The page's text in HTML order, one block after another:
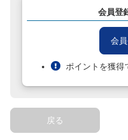
会員登
会
ポイントを獲得
戻る